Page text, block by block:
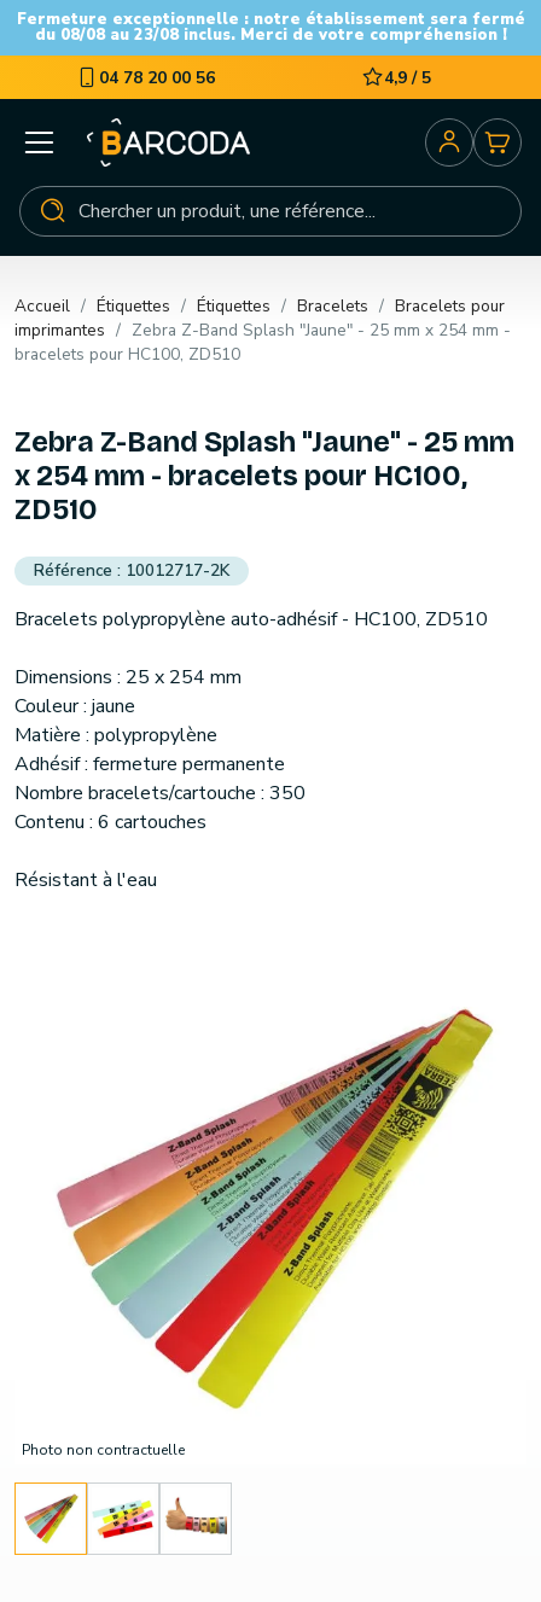
Fermeture exceptionnelle : notre établissement sera fermé
du 08/08 au 23/08 inclus. Merci de votre compréhension !
04 78 20 00 56 4,9 / 5
Accueil Étiquettes Étiquettes Bracelets
Bracelets pour
imprimantes
Zebra Z-Band Splash "Jaune" - 25 mm x 254 mm -
bracelets pour HC100, ZD510
Photo non contractuelle
Zebra Z-Band Splash "Jaune" - 25 mm
x 254 mm - bracelets pour HC100,
ZD510
10012717-2K
Bracelets polypropylène auto-adhésif - HC100, ZD510
Dimensions : 25 x 254 mm
Couleur : jaune
Matière : polypropylène
Adhésif : fermeture permanente
Nombre bracelets/cartouche : 350
Contenu : 6 cartouches
Résistant à l'eau